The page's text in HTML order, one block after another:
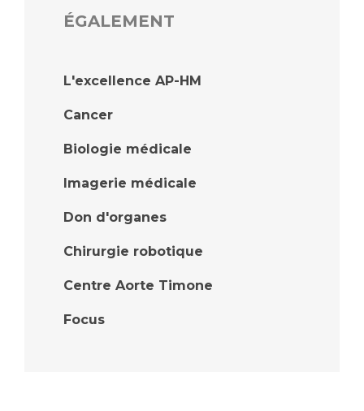
ÉGALEMENT
L'excellence AP-HM
Cancer
Biologie médicale
Imagerie médicale
Don d'organes
Chirurgie robotique
Centre Aorte Timone
Focus